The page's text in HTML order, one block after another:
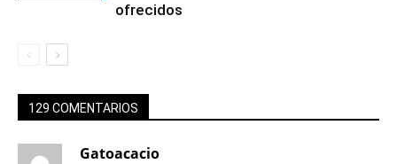
ofrecidos
129 COMENTARIOS
Gatoacacio